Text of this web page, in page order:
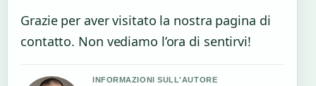
Grazie per aver visitato la nostra pagina di
contatto. Non vediamo l’ora di sentirvi!
INFORMAZIONI SULL'AUTORE